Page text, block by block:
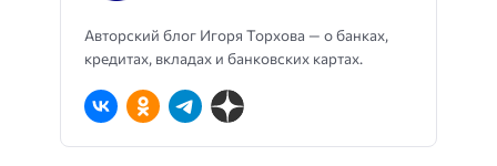
Авторский блог Игоря Торхова — о банках,
кредитах, вкладах и банковских картах.